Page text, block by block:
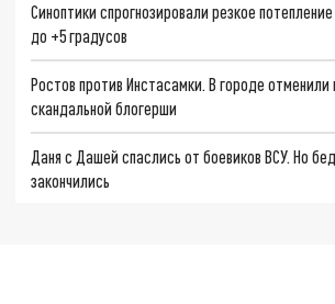
Синоптики спрогнозировали резкое
до +5 градусов
Ростов против Инстасамки. В городе отменили
скандальной блогерши
Даня с Дашей спаслись от боевиков ВСУ. Но
закончились